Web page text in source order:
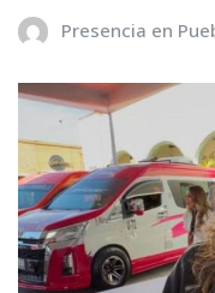
Presencia en